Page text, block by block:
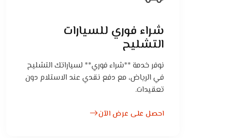
شراء فوري للسيارات
التشليح
نوفر خدمة **شراء فوري** لسياراتك التشليح
في الرياض، مع دفع نقدي عند الاستلام دون
تعقيدات.
احصل على عرض الآن